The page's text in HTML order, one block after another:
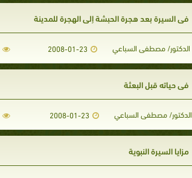
في السيرة بعد هجرة الحبشة إلى الهجرة للمدينة
الدكتور/ مصطفى السباعي 2008-01-23
في حياته قبل البعثة
الدكتور/ مصطفى السباعي 2008-01-23
مزايا السيرة النبوية